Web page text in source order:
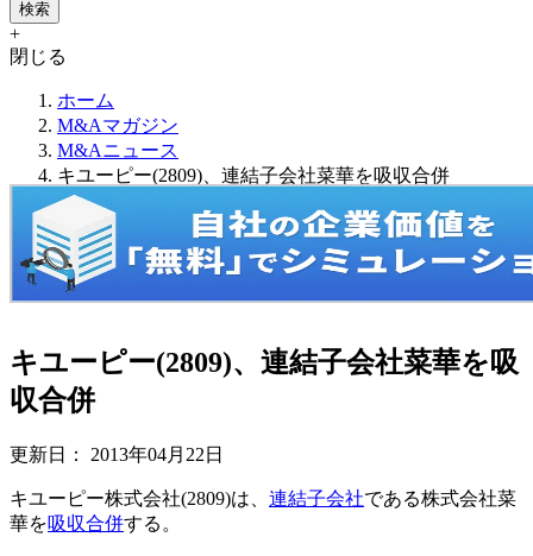
+
閉じる
ホーム
M&Aマガジン
M&Aニュース
キユーピー(2809)、連結子会社菜華を吸収合併
キユーピー(2809)、連結子会社菜華を吸
収合併
更新日： 2013年04月22日
キユーピー株式会社(2809)は、 連結子会社である株式会社菜
華を吸収合併する。